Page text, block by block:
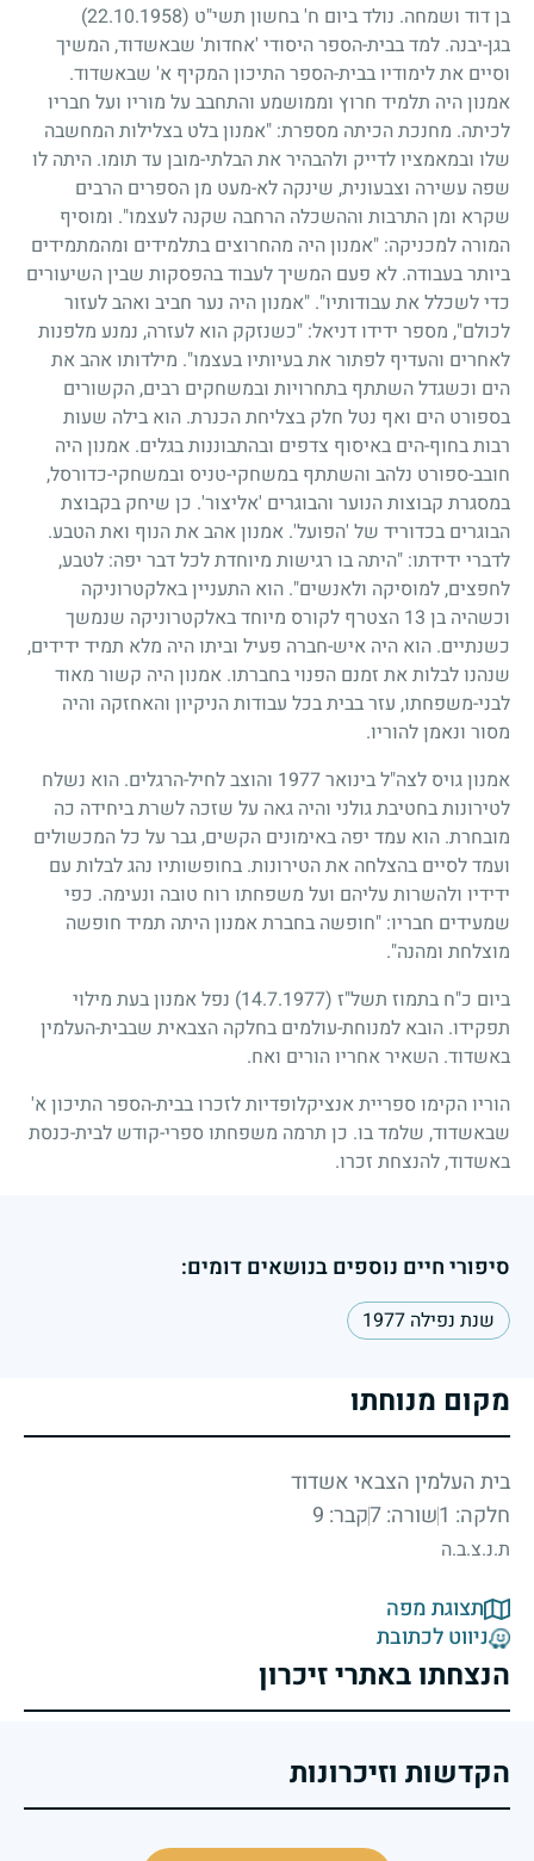
בן דוד ושמחה. נולד ביום ח' בחשון תשי"ט (22.10.1958)
בגן-יבנה. למד בבית-הספר היסודי 'אחדות' שבאשדוד, המשיך
וסיים את לימודיו בבית-הספר התיכון המקיף א' שבאשדוד.
אמנון היה תלמיד חרוץ וממושמע והתחבב על מוריו ועל חבריו
לכיתה. מחנכת הכיתה מספרת: "אמנון בלט בצלילות המחשבה
שלו ובמאמציו לדייק ולהבהיר את הבלתי-מובן עד תומו. היתה לו
שפה עשירה וצבעונית, שינקה לא-מעט מן הספרים הרבים
שקרא ומן התרבות וההשכלה הרחבה שקנה לעצמו". ומוסיף
המורה למכניקה: "אמנון היה מהחרוצים בתלמידים ומהמתמידים
ביותר בעבודה. לא פעם המשיך לעבוד בהפסקות שבין השיעורים
כדי לשכלל את עבודותיו". "אמנון היה נער חביב ואהב לעזור
לכולם", מספר ידידו דניאל: "כשנזקק הוא לעזרה, נמנע מלפנות
לאחרים והעדיף לפתור את בעיותיו בעצמו". מילדותו אהב את
הים וכשגדל השתתף בתחרויות ובמשחקים רבים, הקשורים
בספורט הים ואף נטל חלק בצליחת הכנרת. הוא בילה שעות
רבות בחוף-הים באיסוף צדפים ובהתבוננות בגלים. אמנון היה
חובב-ספורט נלהב והשתתף במשחקי-טניס ובמשחקי-כדורסל,
במסגרת קבוצות הנוער והבוגרים 'אליצור'. כן שיחק בקבוצת
הבוגרים בכדוריד של 'הפועל'. אמנון אהב את הנוף ואת הטבע.
לדברי ידידתו: "היתה בו רגישות מיוחדת לכל דבר יפה: לטבע,
לחפצים, למוסיקה ולאנשים". הוא התעניין באלקטרוניקה
וכשהיה בן 13 הצטרף לקורס מיוחד באלקטרוניקה שנמשך
כשנתיים. הוא היה איש-חברה פעיל וביתו היה מלא תמיד ידידים,
שנהנו לבלות את זמנם הפנוי בחברתו. אמנון היה קשור מאוד
לבני-משפחתו, עזר בבית בכל עבודות הניקיון והאחזקה והיה
מסור ונאמן להוריו.
אמנון גויס לצה"ל בינואר1977 והוצב לחיל-הרגלים. הוא נשלח
לטירונות בחטיבת גולני והיה גאה על שזכה לשרת ביחידה כה
מובחרת. הוא עמד יפה באימונים הקשים, גבר על כל המכשולים
ועמד לסיים בהצלחה את הטירונות. בחופשותיו נהג לבלות עם
ידידיו ולהשרות עליהם ועל משפחתו רוח טובה ונעימה. כפי
שמעידים חבריו: "חופשה בחברת אמנון היתה תמיד חופשה
מוצלחת ומהנה".
ביום כ"ח בתמוז תשל"ז (14.7.1977)
נפל אמנון בעת מילוי
תפקידו. הובא למנוחת-עולמים בחלקה הצבאית שבבית-העלמין
באשדוד. השאיר אחריו הורים ואח.
הוריו הקימו ספריית אנציקלופדיות לזכרו בבית-הספר התיכון א'
שבאשדוד, שלמד בו. כן תרמה משפחתו ספרי-קודש לבית-כנסת
באשדוד, להנצחת זכרו.
סיפורי חיים נוספים בנושאים דומים:
שנת נפילה 1977
מקום מנוחתו
בית העלמין הצבאי אשדוד
חלקה: 1
שורה: 7 קבר: 9
ת.נ.צ.ב.ה
תצוגת מפה
ניווט לכתובת
הנצחתו באתרי זיכרון
הקדשות וזיכרונות